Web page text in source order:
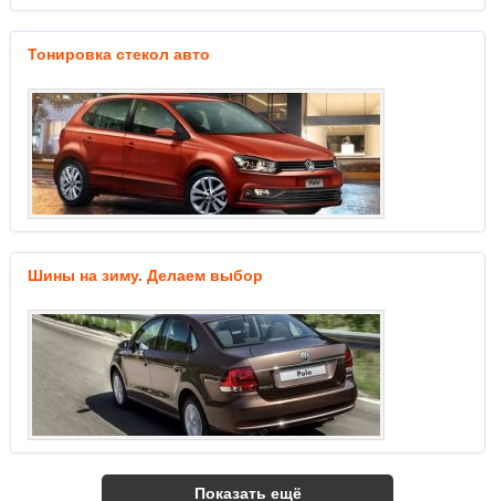
Тонировка стекол авто
Шины на зиму. Делаем выбор
Показать ещё